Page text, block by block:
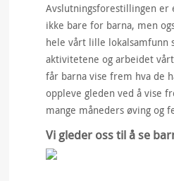
Avslutningsforestillingen er
ikke bare for barna, men
hele vårt lille lokalsamfunn
aktivitetene og arbeidet
får barna vise frem hva de
oppleve gleden ved å vise
mange måneders øving og
Vi gleder oss til å se